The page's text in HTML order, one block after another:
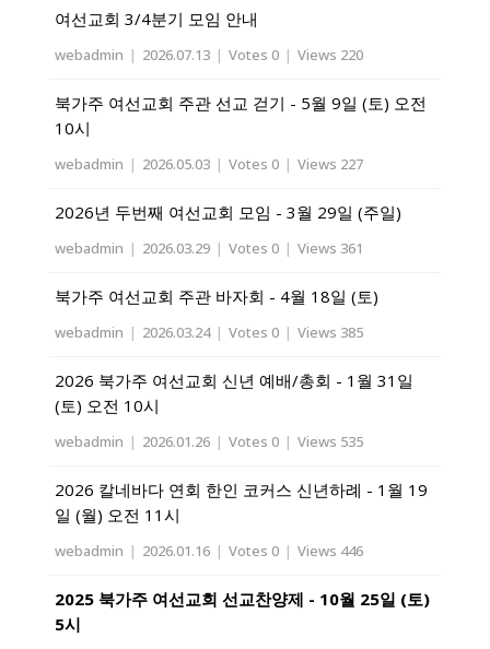
여선교회 3/4분기 모임 안내
webadmin | 2026.07.13 | Votes 0 | Views 220
북가주 여선교회 주관 선교 걷기 - 5월 9일 (토) 오전
10시
webadmin | 2026.05.03 | Votes 0 | Views 227
2026년 두번째 여선교회 모임 - 3월 29일 (주일)
webadmin | 2026.03.29 | Votes 0 | Views 361
북가주 여선교회 주관 바자회 - 4월 18일 (토)
webadmin | 2026.03.24 | Votes 0 | Views 385
2026 북가주 여선교회 신년 예배/총회 - 1월 31일
(토) 오전 10시
webadmin | 2026.01.26 | Votes 0 | Views 535
2026 칼네바다 연회 한인 코커스 신년하례 - 1월 19
일 (월) 오전 11시
webadmin | 2026.01.16 | Votes 0 | Views 446
2025 북가주 여선교회 선교찬양제 - 10월 25일 (토)
5시